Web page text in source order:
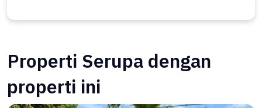
Properti Serupa dengan
properti ini